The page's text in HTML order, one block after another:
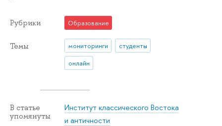
Рубрики Образование
Темы мониторинги
студенты
онлайн
В статье
упомянуты
Институт классического Востока
и античности